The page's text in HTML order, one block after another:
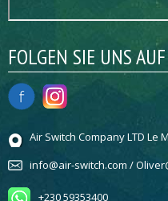
FOLGEN SIE UNS AUF
Air Switch Company LTD Le
info@air-switch.com /
+230 59353400